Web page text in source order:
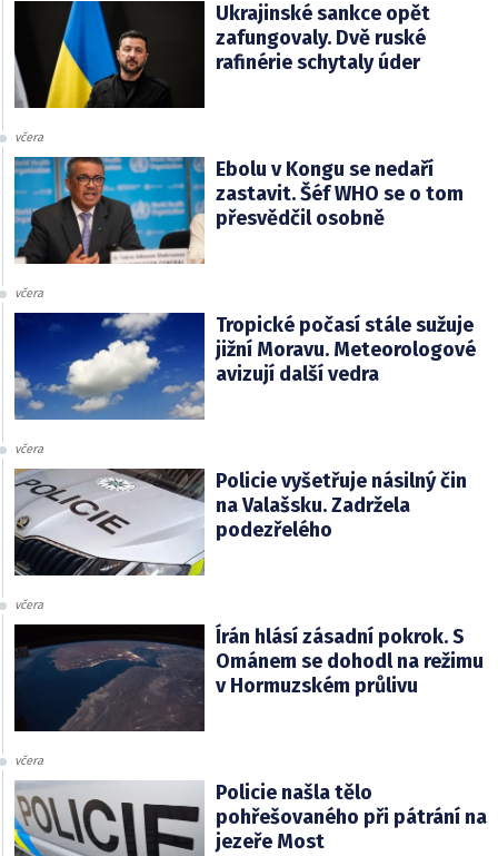
Ukrajinské sankce opět
zafungovaly. Dvě ruské
rafinérie schytaly úder
včera
Ebolu v Kongu se nedaří
zastavit. Šéf WHO se o tom
přesvědčil osobně
včera
Tropické počasí stále sužuje
jižní Moravu. Meteorologové
avizují další vedra
včera
Policie vyšetřuje násilný čin
na Valašsku. Zadržela
podezřelého
včera
Írán hlásí zásadní pokrok. S
Ománem se dohodl na režimu
v Hormuzském průlivu
včera
Policie našla tělo
pohřešovaného při pátrání na
jezeře Most